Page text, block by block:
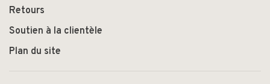
Retours
Soutien à la clientèle
Plan du site